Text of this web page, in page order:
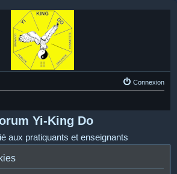
Connexion
Yi-King Do
aux pratiquants et enseignants